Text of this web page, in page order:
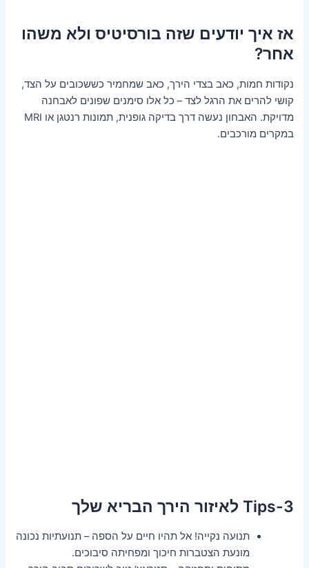
אז איך יודעים שזה בורסיטיס ולא משהו
אחר?
נקודות חמות, כאב בצדי הירך, כאב שמחמיר כששכובים על הצד,
קושי להרים את הרגל לצד – כל אלו סימנים שפונים לאבחנה
מדויקת. האבחון נעשה דרך בדיקה גופנית, תמונות רנטגן או MRI
במקרים מורכבים.
3-Tips לאיזור הירך הבריא שלך
תנועה נקייה! אל תהיו חיים על הספה – תנועתיות נכונה
מונעת הצטברות חיכוך ומפחיתה סיבוכים.